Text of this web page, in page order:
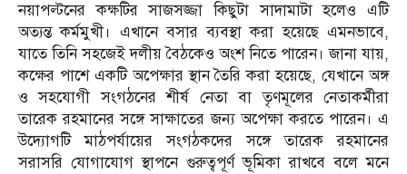
নয়াপল্টনের কক্ষটির সাজসজ্জা কিছুটা সাদামাটা হলেও এটি
অত্যন্ত কর্মমুখী। এখানে বসার ব্যবস্থা করা হয়েছে এমনভাবে,
যাতে তিনি সহজেই দলীয় বৈঠকেও অংশ নিতে পারেন। জানা যায়,
কক্ষের পাশে একটি অপেক্ষার স্থান তৈরি করা হয়েছে, যেখানে অঙ্গ
ও সহযোগী সংগঠনের শীর্ষ নেতা বা তৃণমূলের নেতাকর্মীরা
তারেক রহমানের সঙ্গে সাক্ষাতের জন্য অপেক্ষা করতে পারেন। এ
উদ্যোগটি মাঠপর্যায়ের সংগঠকদের সঙ্গে তারেক রহমানের
সরাসরি যোগাযোগ স্থাপনে গুরুত্বপূর্ণ ভূমিকা রাখবে বলে মনে